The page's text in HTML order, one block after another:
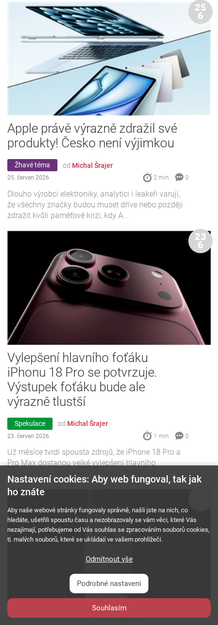
Apple právě výrazně zdražil své
produkty! Česko není výjimkou
Žhavé téma od Michal Šrajer
25. červen 2026 2 min. 0
Dlouho výrobci elektroniky, analytici i leakeři varují,
že všechny značky budou muset dříve nebo později
zdražit kvůli paměťové krizi, kdy A...
25
6
Vylepšení hlavního foťáku
iPhonu 18 Pro se potvrzuje.
Výstupek foťáku bude ale
výrazně tlustší
Spekulace od Michal Šrajer
23. červen 2026 1 min. 0
Už měsíce tvrdí spousta zdrojů, že iPhone 18 Pro a
Pro Max dostanou velké vylepšení hlavního
fotoaparátu v podobě proměnlivé clony. Díky to...
23
6
Zdroje se stále nechápou.
Nastavení cookies: Aby web fungoval, tak jak
ho znáte
Aby naše webové stránky fungovaly správně, našli jste na nich, co
hledáte, ušetřili spoustu času a nezobrazovaly se vám věci, které Vás
nezajímají, potřebujeme od Vás souhlas se zpracováním souborů cookies,
tj. malých souborů, které se ukládají ve vašem prohlížeči.
Odmítnout vše
Podrobné nastavení
Souhlasím